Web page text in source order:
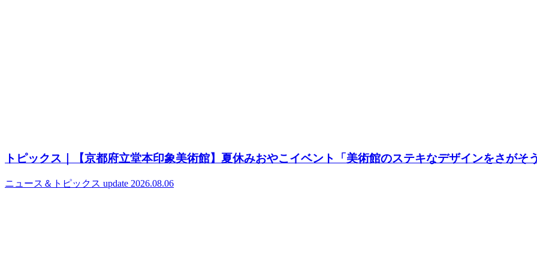
トピックス｜【京都府立堂本印象美術館】夏休みおやこイベント「美術館のステキなデザインをさがそ
ニュース＆トピックス update 2026.08.06